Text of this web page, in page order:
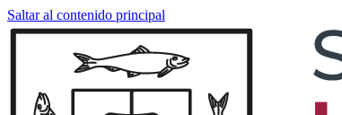
Saltar al contenido principal